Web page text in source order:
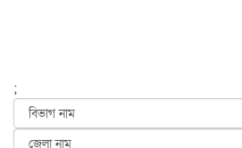
জুলাইয়ের কৃতিত্ব নেওয়ার জন্য
;